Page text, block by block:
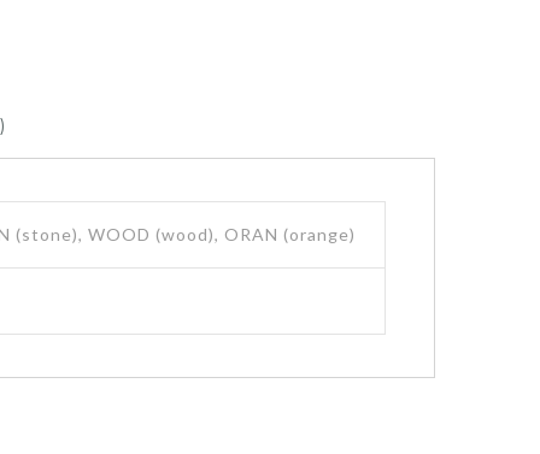
(stone), WOOD (wood), ORAN (orange)